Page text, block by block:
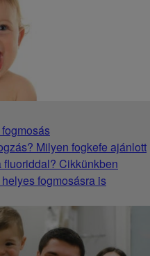
Milyen fogkefe ajánlott
Cikkünkben
fogmosásra is